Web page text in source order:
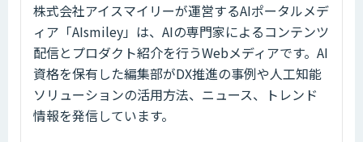
株式会社アイスマイリーが運営するAIポータルメデ
ィア「AIsmiley」は、AIの専門家によるコンテンツ
配信とプロダクト紹介を行うWebメディアです。AI
資格を保有した編集部がDX推進の事例や人工知能
ソリューションの活用方法、ニュース、トレンド
情報を発信しています。